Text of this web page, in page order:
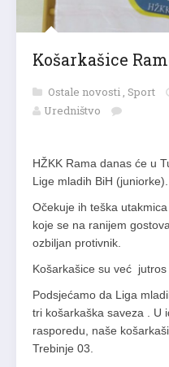
Košarkašice
Ostale novosti , Sport
Uredništvo
HŽKK Rama danas će u
Lige mladih BiH (juniorke).
Očekuje ih teška
koje se na ranijem
ozbiljan protivnik.
Košarkašice su već
Podsjećamo da Liga
tri košarkaška saveza . U
rasporedu, naše
Trebinje 03.